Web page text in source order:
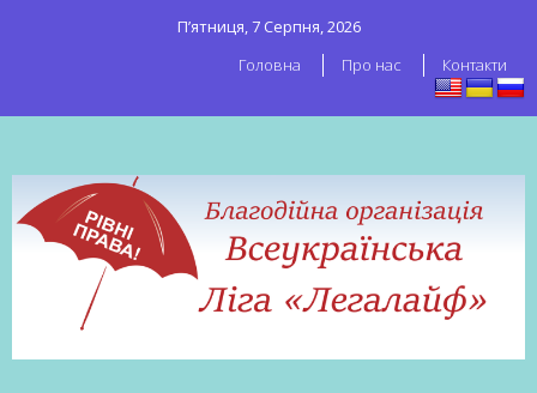
П’ятниця, 7 Серпня, 2026
Головна
Про нас Контакти
робітників